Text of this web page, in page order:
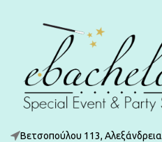
Βετσοπούλου 113, Αλεξάνδρεια